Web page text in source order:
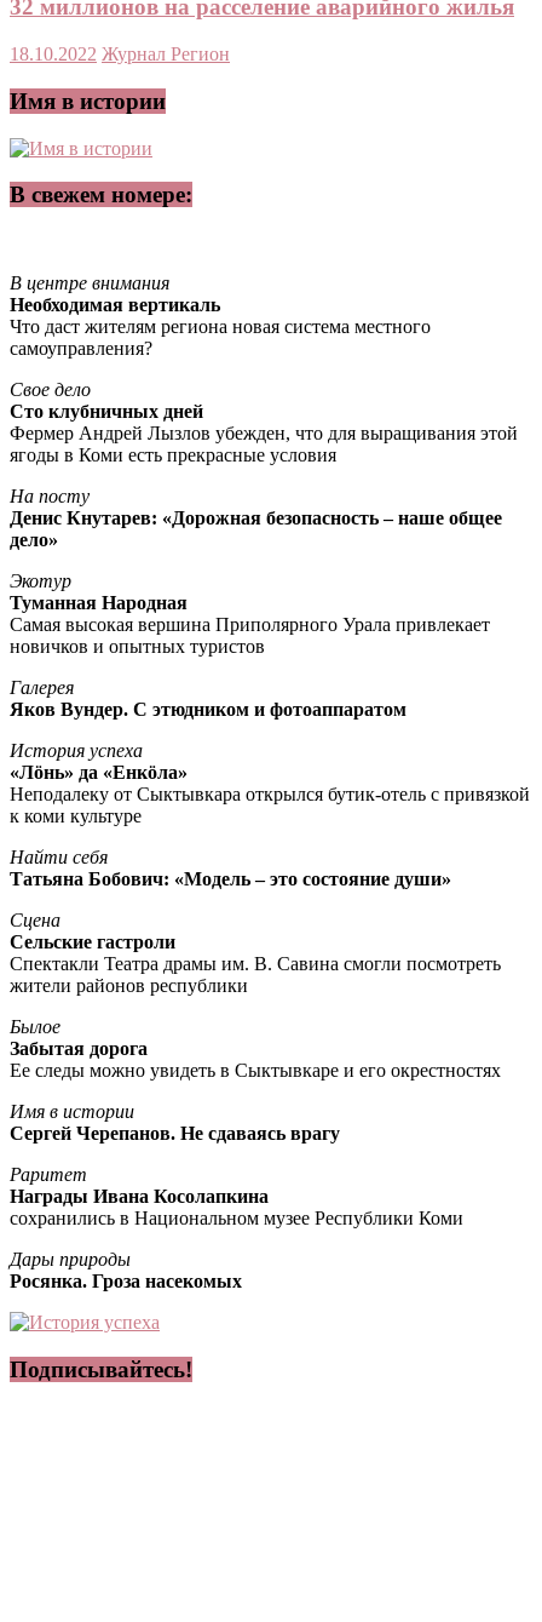
32 миллионов на расселение аварийного жилья
18.10.2022 Журнал Регион
Имя в истории
В свежем номере:
В центре внимания
Необходимая вертикаль
Что даст жителям региона новая система местного
самоуправления?
Свое дело
Сто клубничных дней
Фермер Андрей Лызлов убежден, что для выращивания этой
ягоды в Коми есть прекрасные условия
На посту
Денис Кнутарев: «Дорожная безопасность – наше общее
дело»
Экотур
Туманная Народная
Самая высокая вершина Приполярного Урала привлекает
новичков и опытных туристов
Галерея
Яков Вундер. С этюдником и фотоаппаратом
История успеха
«Лöнь» да «Енкöла»
Неподалеку от Сыктывкара открылся бутик-отель с привязкой
к коми культуре
Найти себя
Татьяна Бобович: «Модель – это состояние души»
Сцена
Сельские гастроли
Спектакли Театра драмы им. В. Савина смогли посмотреть
жители районов республики
Былое
Забытая дорога
Ее следы можно увидеть в Сыктывкаре и его окрестностях
Имя в истории
Сергей Черепанов. Не сдаваясь врагу
Раритет
Награды Ивана Косолапкина
сохранились в Национальном музее Республики Коми
Дары природы
Росянка. Гроза насекомых
Подписывайтесь!